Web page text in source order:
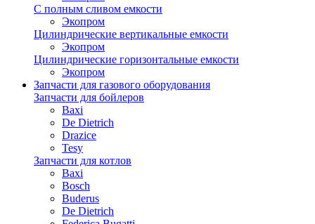
С полным сливом емкости
Экопром
Цилиндрические вертикальные емкости
Экопром
Цилиндрические горизонтальные емкости
Экопром
Запчасти для газового оборудования
Запчасти для бойлеров
Baxi
De Dietrich
Drazice
Tesy
Запчасти для котлов
Baxi
Bosch
Buderus
De Dietrich